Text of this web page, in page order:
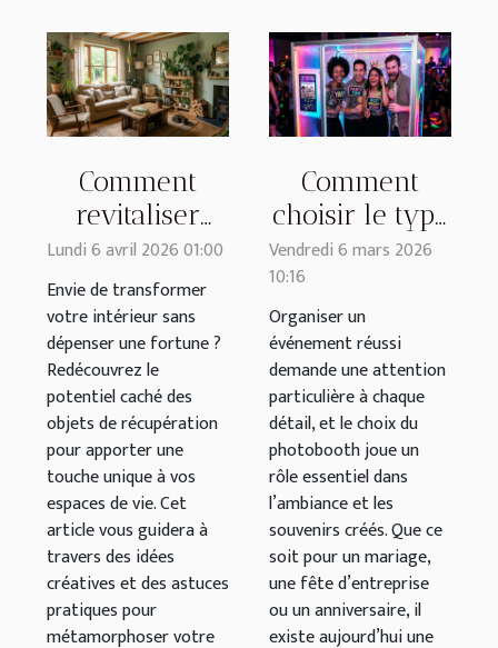
Comment
revitaliser
votre espace
avec des
objets de
récupération ?
Lundi 6 avril 2026 01:00
Envie de transformer
votre intérieur sans
dépenser une fortune ?
Redécouvrez le
potentiel caché des
objets de récupération
pour apporter une
touche unique à vos
espaces de vie. Cet
article vous guidera à
travers des idées
créatives et des astuces
pratiques pour
métamorphoser votre
Comment
choisir le type
de photobooth
idéal pour
votre
événement ?
Vendredi 6 mars 2026
10:16
Organiser un
événement réussi
demande une attention
particulière à chaque
détail, et le choix du
photobooth joue un
rôle essentiel dans
l’ambiance et les
souvenirs créés. Que ce
soit pour un mariage,
une fête d’entreprise
ou un anniversaire, il
existe aujourd’hui une